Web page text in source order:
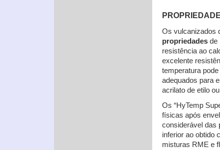
Os vulcanizados
propriedades de
resistência ao
excelente
temperatura
adequados para
acrilato de etilo
Os “HyTemp
físicas após
considerável das
inferior ao obtido
misturas RME e